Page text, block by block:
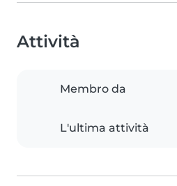
Attività
Membro da
L'ultima attività